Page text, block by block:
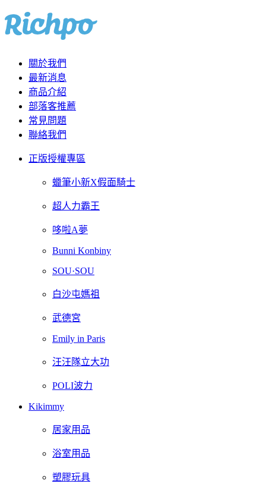
關於我們
最新消息
商品介紹
部落客推薦
常見問題
聯絡我們
正版授權專區
蠟筆小新X假面騎士
超人力霸王
哆啦A夢
Bunni Konbiny
SOU·SOU
白沙屯媽祖
武德宮
Emily in Paris
汪汪隊立大功
POLI波力
Kikimmy
居家用品
浴室用品
塑膠玩具